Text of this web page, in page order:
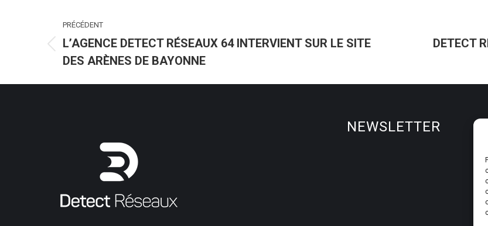
NAVIGATION
ARTICLE
PRÉCÉDENT
Article
précédent
:
L’AGENCE DETECT RÉSEAUX 64 INTERVIENT SUR LE SITE
DES ARÈNES DE BAYONNE
Article
:
DETECT
NEWSLETTER